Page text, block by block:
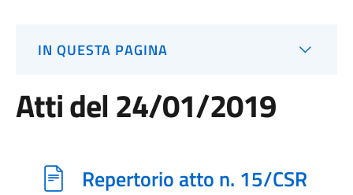
IN QUESTA PAGINA
Atti del 24/01/2019
Repertorio atto n. 15/CSR